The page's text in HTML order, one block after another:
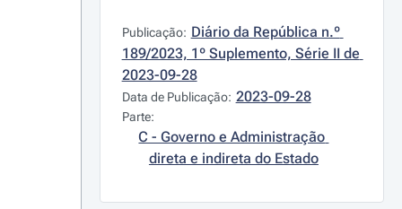
Publicação: Diário da República n.º
189/2023, 1º Suplemento, Série II de
2023-09-28
Data de Publicação: 2023-09-28
Parte:
C - Governo e Administração
direta e indireta do Estado